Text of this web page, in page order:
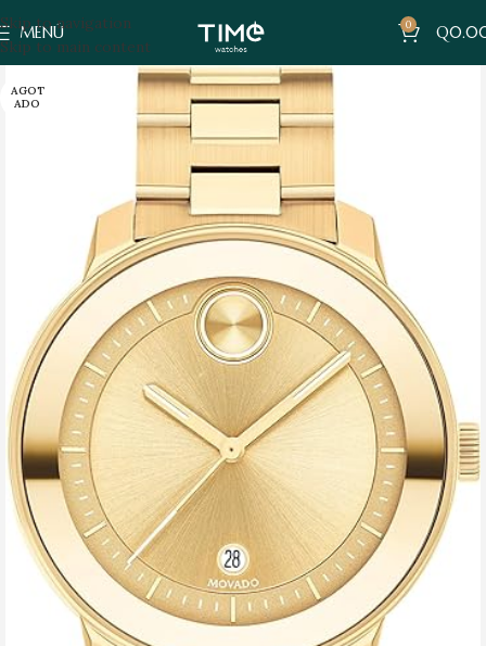
Skip to navigation
Skip to main content
MENÚ 0 Q
AGOT
ADO